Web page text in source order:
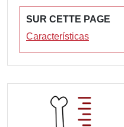
SUR CETTE PAGE
Características